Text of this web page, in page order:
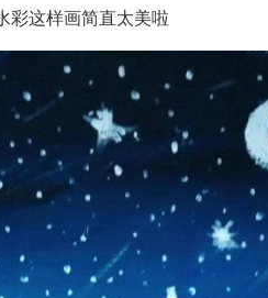
彩这样画简直太美啦